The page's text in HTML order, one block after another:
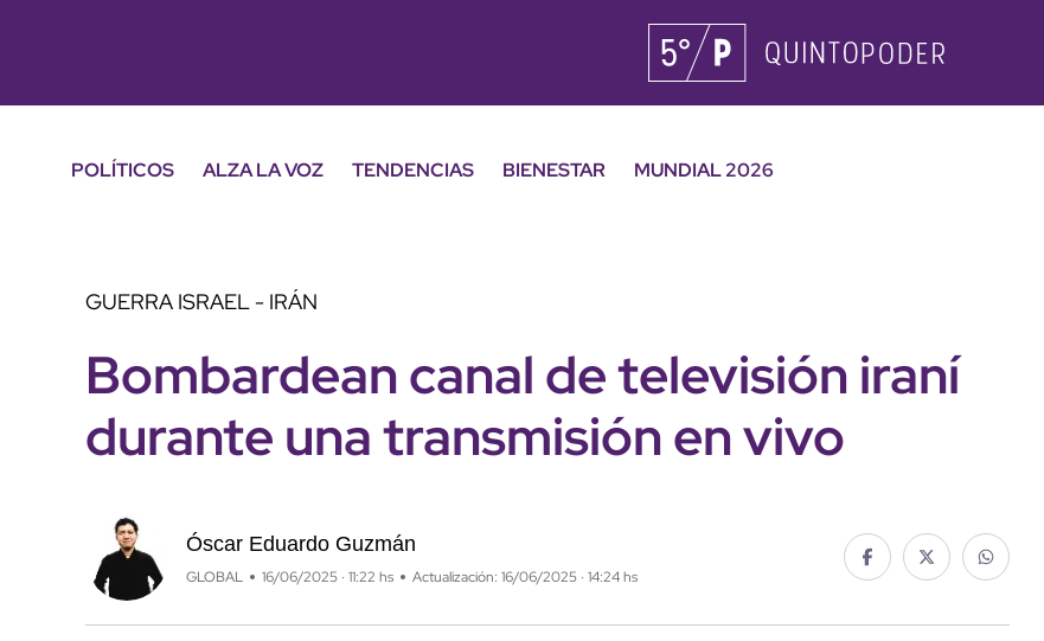
POLÍTICOS ALZA LA VOZ TENDENCIAS BIENESTAR
MUNDIAL 2026
GUERRA ISRAEL - IRÁN
Bombardean canal de televisión iraní
durante una transmisión en vivo
Óscar Eduardo Guzmán
GLOBAL 16/06/2025 · 11:22 hs Actualización: 16/06/2025 · 14:24 hs